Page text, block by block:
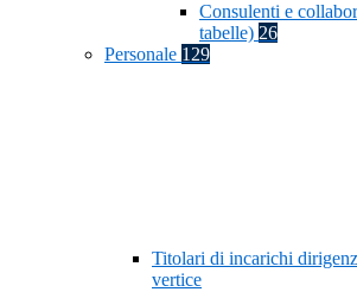
Consulenti e
tabelle) 26
Personale 129
Titolari di incarichi
vertice